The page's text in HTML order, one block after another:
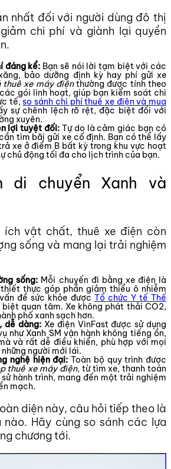
nhất đối với người dùng đô thị
chi phí và giành lại quyền
đáng kể: Bạn sẽ nói lời tạm biệt với các
bảo dưỡng định kỳ hay phí gửi xe
thuê xe máy điệnthường được tính theo
gói linh hoạt, giúp bạn kiểm soát chi
tế,so sánh chi phí thuê xe điện và mua
sự chênh lệch rõ rệt, đặc biệt đối với
xuyên.
lợi tuyệt đối: Tự do là cảm giác bạn có
tìm bãi gửi xe cố định. Bạn có thể lấy
xe ở điểm B bất kỳ trong khu vực hoạt
chủ động tối đa cho lịch trình của bạn.
di chuyển Xanh và
ích vật chất, thuê xe điện còn
sống và mang lại trải nghiệm
sống: Mỗi chuyến đi bằng xe điện là
thực góp phần giảm thiểu ô nhiễm
đề sức khỏe được Tổ chức Y tế Thế
biệt quan tâm. Xe không phát thải CO2,
phố xanh sạch hơn.
dễ dàng: Xe điện VinFast được sử dụng
như Xanh SM vận hành không tiếng ồn,
và rất dễ điều khiển, phù hợp với mọi
người mới lái.
nghệ hiện đại: Toàn bộ quy trình được
thuê xe máy điện, từ tìm xe, thanh toán
hành trình, mang đến một trải nghiệm
mạch.
diện này, câu hỏi tiếp theo là
nào. Hãy cùng so sánh các lựa
chương tới.